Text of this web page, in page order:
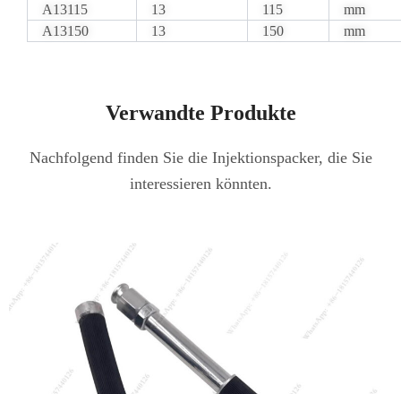
A13115
13 115
mm
A13150
13 150 mm
Verwandte Produkte
Nachfolgend finden Sie die Injektionspacker, die Sie
interessieren könnten.